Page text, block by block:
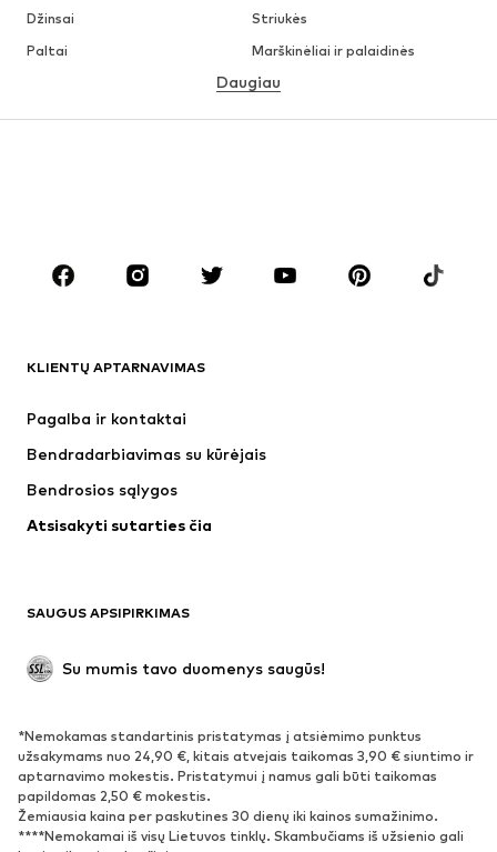
Džinsai
Striukės
Paltai
Marškinėliai ir palaidinės
Apatiniai
Sijonai
Palaidinės ir tunikos
Aksesuarai
Premium
Naujienos
Apatiniai
Paltai
Proginiai
Išskirtiniai
BATAI
Naujienos
Šiuo metu paklausu
Sportbačiai
Aulinukai
Daugiau
KLIENTŲ APTARNAVIMAS
Pagalba ir kontaktai
Bendradarbiavimas su kūrėjais
Bendrosios sąlygos
Atsisakyti sutarties čia
SAUGUS APSIPIRKIMAS
Su mumis tavo duomenys saugūs!
*Nemokamas standartinis pristatymas į atsiėmimo punktus
užsakymams nuo 24,90 €, kitais atvejais taikomas 3,90 € siuntimo ir
aptarnavimo mokestis. Pristatymui į namus gali būti taikomas
papildomas 2,50 € mokestis.
Žemiausia kaina per paskutines 30 dienų iki kainos sumažinimo.
****Nemokamai iš visų Lietuvos tinklų. Skambučiams iš užsienio gali